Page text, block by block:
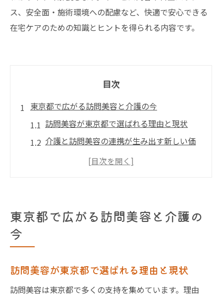
ス、安全面・施術環境への配慮など、快適で安心できる
在宅ケアのための知識とヒントを得られる内容です。
目次
東京都で広がる訪問美容と介護の今
訪問美容が東京都で選ばれる理由と現状
介護と訪問美容の連携が生み出す新しい価
自宅や介護施設で広がる訪問美容の実態
訪問美容を利用する際の料金相場とは
訪問美容の料金相場は何で決まるのか解説
東京都で広がる訪問美容と介護の
今
訪問美容が東京都で選ばれる理由と現状
訪問美容は東京都で多くの支持を集めています。理由